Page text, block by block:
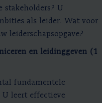
stakeholders? U
als leider. Wat voor
leiderschapsopgave?
en leidinggeven (1
fundamentele
U leert effectieve